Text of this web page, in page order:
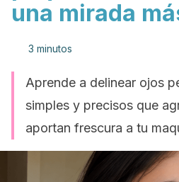
una mirada
3 minutos
Aprende a delinear ojos
simples y precisos que
aportan frescura a tu